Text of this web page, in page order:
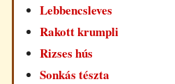
Lebbencsleves
Rakott krumpli
Rizses hús
Sonkás tészta